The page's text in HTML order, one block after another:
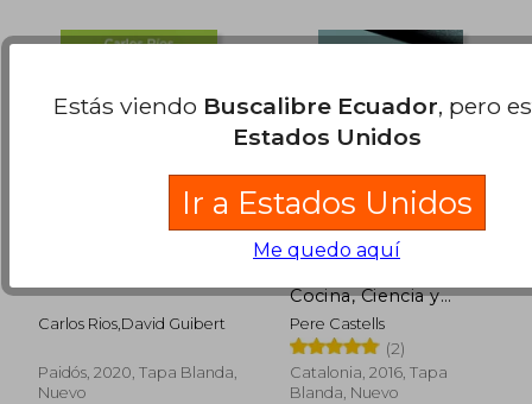
Carlos Rios,David Guibert
Paidós, 2020, Tapa Blanda,
Nuevo
Cocina, Ciencia y
Salud
Pere Castells
(2)
Catalonia, 2016, Tapa
Blanda, Nuevo
Estás viendo Buscalibre Ecuador, pero
Estados Unidos
Ir a Estados Unidos
Me quedo aquí